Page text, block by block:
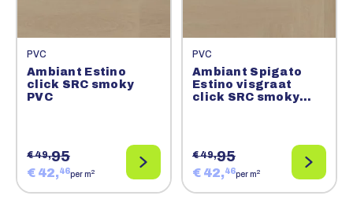
PVC
Ambiant Estino
click SRC smoky
PVC
€ 49,95
€ 42,46per m2
PVC
Ambiant Spigato
Estino visgraat
click SRC smoky
€ 49,95
€ 42,46per m2